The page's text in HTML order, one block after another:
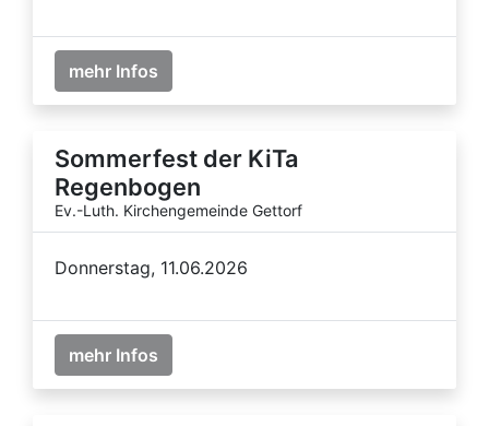
mehr Infos
Sommerfest der KiTa
Regenbogen
Ev.-Luth. Kirchengemeinde Gettorf
Donnerstag, 11.06.2026
mehr Infos